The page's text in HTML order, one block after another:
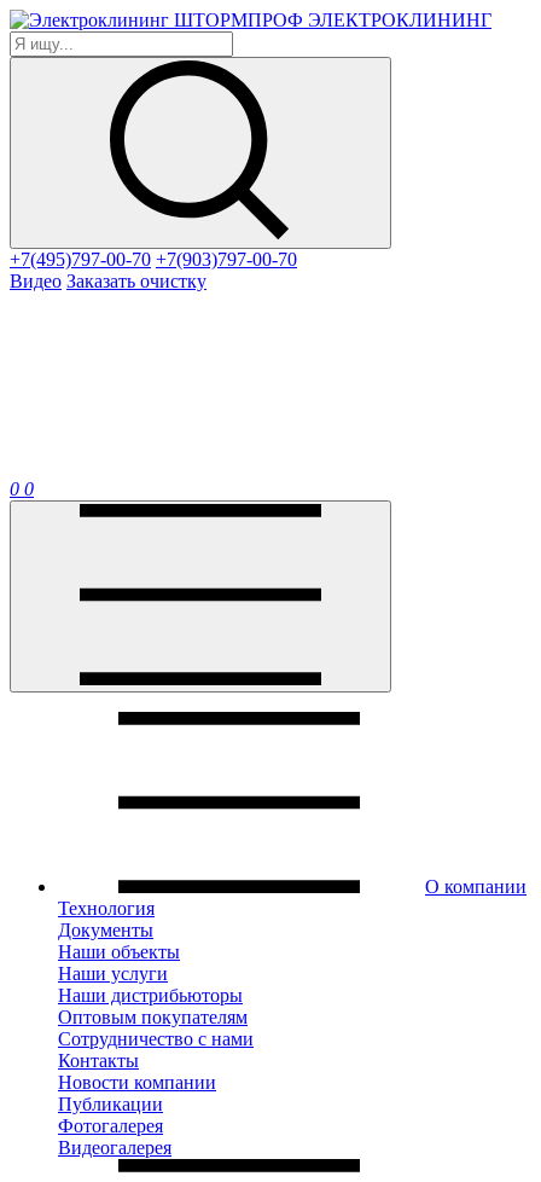
ЭЛЕКТРОКЛИНИНГ
+7(495)797-00-70 +7(903)797-00-70
Видео Заказать очистку
0 0
О компании
Технология
Документы
Наши объекты
Наши услуги
Наши дистрибьюторы
Оптовым покупателям
Сотрудничество с нами
Контакты
Новости компании
Публикации
Фотогалерея
Видеогалерея